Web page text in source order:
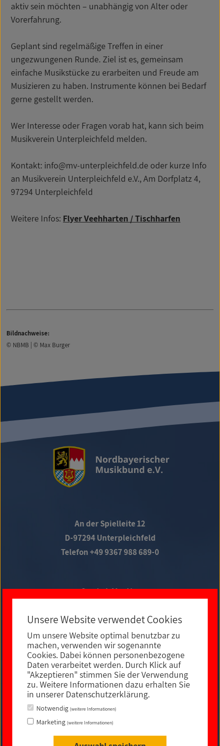
aktiv sein möchten – unabhängig von Alter oder
Vorerfahrung.
Geplant sind regelmäßige Treffen in einer
ungezwungenen Runde. Ziel ist es, gemeinsam
einfache Musikstücke zu erarbeiten und Freude am
Musizieren zu haben. Instrumente können bei Bedarf
gerne gestellt werden.
Wer Interesse oder Fragen vorab hat, kann sich beim
Musikverein Unterpleichfeld melden.
Kontakt: info@mv-unterpleichfeld.de oder kurze Info
an Musikverein Unterpleichfeld e.V., Am Dorfplatz 4,
97294 Unterpleichfeld
Weitere Infos: Flyer Veehharten / Tischharfen
Bildnachweise:
© NBMB | © Max Burger
An der Spielleite 12
D-97294 Unterpleichfeld
Telefon +49 9367 988 689-0
Social Media
E-MAIL KONTAKT
Unsere Website verwendet Cookies
Um unsere Website optimal benutzbar zu
machen, verwenden wir sogenannte
Cookies. Dabei können personenbezogene
Daten verarbeitet werden. Durch Klick auf
"Akzeptieren" stimmen Sie der Verwendung
zu. Weitere Informationen dazu erhalten Sie
in unserer Datenschutzerklärung.
Notwendig (weitere Informationen)
Marketing (weitere Informationen)